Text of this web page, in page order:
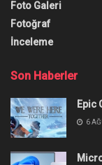
Foto Galeri
Fotoğraf
İnceleme
Son Haberler
Epic
6